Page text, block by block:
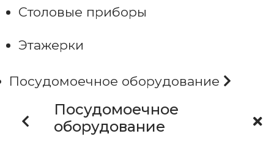
Столовые приборы
Этажерки
Посудомоечное оборудование
Посудомоечное
оборудование